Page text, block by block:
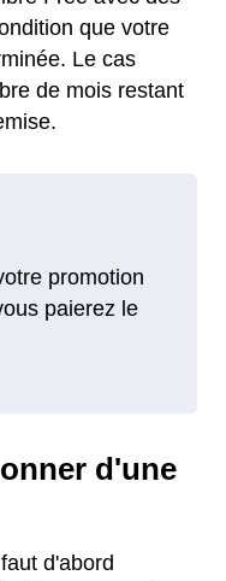
que votre
Le cas
de mois restant
promotion
paierez le
d'une
d'abord